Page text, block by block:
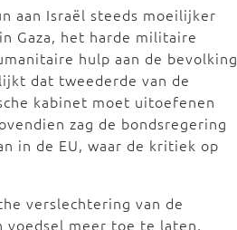
aan Israël steeds moeilijker
Gaza, het harde militaire
hulp aan de bevolking
dat tweederde van de
kabinet moet uitoefenen
zag de bondsregering
in de EU, waar de kritiek op
verslechtering van de
voedsel meer toe te laten,